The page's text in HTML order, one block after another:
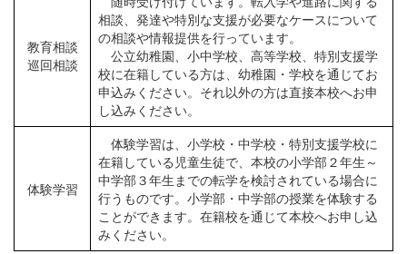
教育相談
巡回相談
相談、発達や特別な支援が必要なケースについて
の相談や情報提供を行っています。
公立幼稚園、小中学校、高等学校、特別支援学
校に在籍している方は、幼稚園・学校を通じてお
申込みください。それ以外の方は直接本校へお申
し込みください。
体験学習
体験学習は、小学校・中学校・特別支援学校に
在籍している児童生徒で、本校の小学部２年生～
中学部３年生までの転学を検討されている場合に
行うものです。小学部・中学部の授業を体験する
ことができます。在籍校を通じて本校へお申し込
みください。